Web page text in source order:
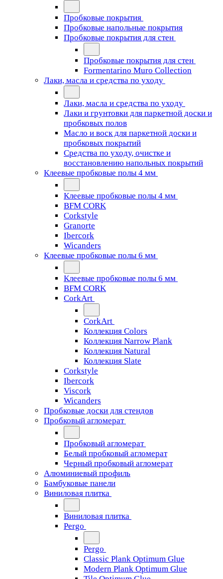
Пробковые покрытия
Пробковые напольные покрытия
Пробковые покрытия для стен
Пробковые покрытия для стен
Formentarino Muro Collection
Лаки, масла и средства по уходу
Лаки, масла и средства по уходу
Лаки и грунтовки для паркетной доски и
пробковых полов
Масло и воск для паркетной доски и
пробковых покрытий
Средства по уходу, очистке и
восстановлению напольных покрытий
Клеевые пробковые полы 4 мм
Клеевые пробковые полы 4 мм
BFM CORK
Corkstyle
Granorte
Ibercork
Wicanders
Клеевые пробковые полы 6 мм
Клеевые пробковые полы 6 мм
BFM CORK
CorkArt
CorkArt
Коллекция Colors
Коллекция Narrow Plank
Коллекция Natural
Коллекция Slate
Corkstyle
Ibercork
Viscork
Wicanders
Пробковые доски для стендов
Пробковый агломерат
Пробковый агломерат
Белый пробковый агломерат
Черный пробковый агломерат
Алюминиевый профиль
Бамбуковые панели
Виниловая плитка
Виниловая плитка
Pergo
Pergo
Classic Plank Optimum Glue
Modern Plank Optimum Glue